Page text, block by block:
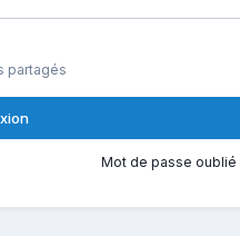
partagés
Mot de passe oublié